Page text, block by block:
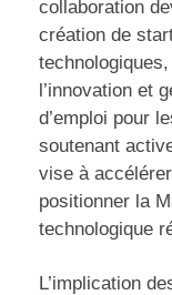
collaboration
création de
l’innovation et
d’emploi pour
soutenant
vise à
positionner la
technologique
L’implication